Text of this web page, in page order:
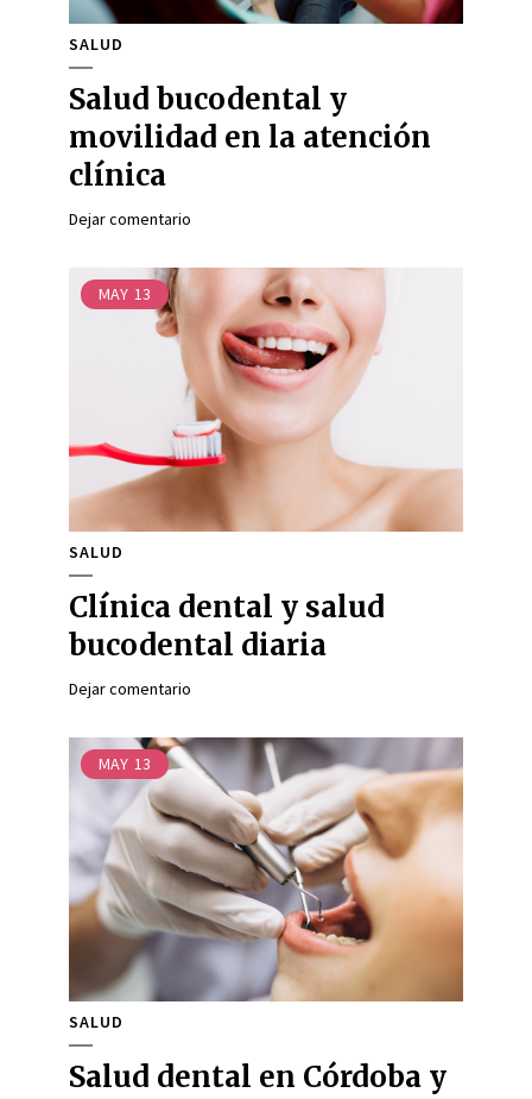
SALUD
Salud bucodental y
movilidad en la atención
clínica
Dejar comentario
MAY 13
SALUD
Clínica dental y salud
bucodental diaria
Dejar comentario
MAY 13
SALUD
Salud dental en Córdoba y